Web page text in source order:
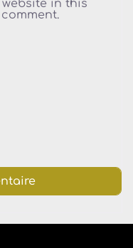
in this